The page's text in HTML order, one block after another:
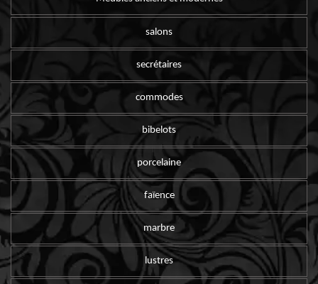
salons
secrétaires
commodes
bibelots
porcelaine
faïence
marbre
lustres